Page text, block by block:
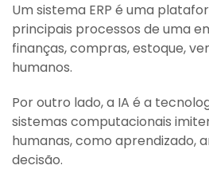
Um sistema ERP é uma
principais processos de uma
finanças, compras, estoque,
humanos.
Por outro lado, a IA é a
sistemas computacionais
humanas, como aprendizado,
decisão.